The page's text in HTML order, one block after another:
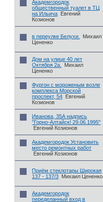
Академгородок
общественный туалет в ТЦ
на Ильича Евгений
Козионов
в переулке Белухи.
Михаил
Цененко
Дом на улице 40 лет
Октября 2а.
Михаил
Цененко
Фургон с мороженым возле
комплекса Морской
проспект, 54 Евгений
Козионов
Иванова, 35А надпись
"Горно-Алтайск! 29.06.1995"
Евгений Козионов
Академгородок Установить
место ремонтных работ
Евгений Козионов
Приём стеклотары Широкая
137 - 137/3 Михаил Цененко
Академгородок
переделанный вход в